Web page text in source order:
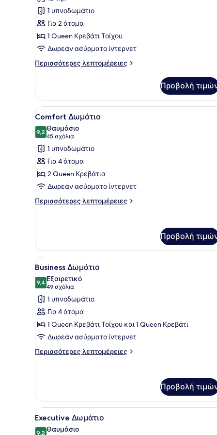
για
Economy
Δωμάτιο
1 υπνοδωμάτιο
Για 2 άτομα
1 Queen Κρεβάτι Τοίχου
Δωρεάν ασύρματο ίντερνετ
Περισσότερες λεπτομέρειες
Περισσότερες
Δωμάτιο
Προβολή
Προβολή
όλων
των
φωτογραφιών
για
Comfort
Δωμάτιο
Ένα δωμάτιο ξενοδοχείου
3
Comfort Δωμάτιο
9,29,2 στα 10
Θαυμάσιο
45 σχόλια
(45
σχόλια)
1 υπνοδωμάτιο
Για 4 άτομα
2 Queen Κρεβάτια
Δωρεάν ασύρματο ίντερνετ
Περισσότερες λεπτομέρειες
Περισσότερες
Προβολή
Προβολή
όλων
των
φωτογραφιών
για
Business
Δωμάτιο
Ένα δωμάτιο ξενοδοχείου
3
Business Δωμάτιο
9,49,4 στα 10
Εξαιρετικό
49 σχόλια
(49
σχόλια)
1 υπνοδωμάτιο
Για 4 άτομα
1 Queen Κρεβάτι Τοίχου και 1 Queen Κρεβάτι
Δωρεάν ασύρματο ίντερνετ
Περισσότερες λεπτομέρειες
Περισσότερες
Προβολή
Προβολή
όλων
Ένα δωμάτιο ξενοδοχείου
4
Executive Δωμάτιο
9,2 Θαυμάσιο